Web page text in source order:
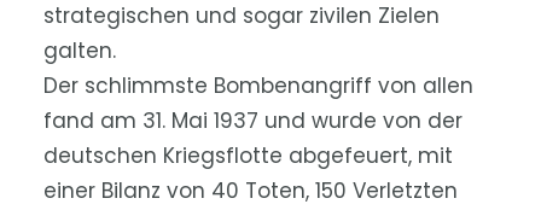
strategischen und sogar zivilen Zielen
galten.
Der schlimmste Bombenangriff von allen
fand am 31. Mai 1937 und wurde von der
deutschen Kriegsflotte abgefeuert, mit
einer Bilanz von 40 Toten, 150 Verletzten